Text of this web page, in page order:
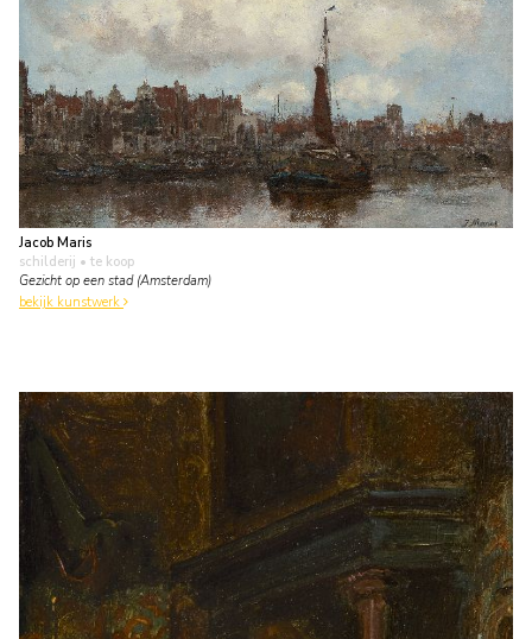
Jacob Maris
schilderij • te koop
Gezicht op een stad (Amsterdam)
bekijk kunstwerk